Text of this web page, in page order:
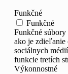
Funkčné
Funkčné
Funkčné
ako je zdieľanie
sociálnych
funkcie tretích
Výkonnostné